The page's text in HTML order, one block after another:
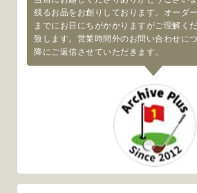
残るお品をお創りしております。オーダ
までにお日にちがかかりますがご理解く
致します。営業時間外のお問い合わせに
降にご返信させていただきます。